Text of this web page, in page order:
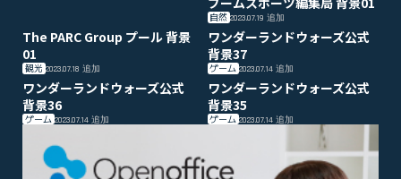
自然 2023.07.19追加
The PARC Group プール 背景
01
観光 2023.07.18 追加
ワンダーランドウォーズ公式
背景37
ゲーム 2023.07.14追加
ワンダーランドウォーズ公式
背景36
ゲーム 2023.07.14 追加
ワンダーランドウォーズ公式
背景35
ゲーム 2023.07.14追加